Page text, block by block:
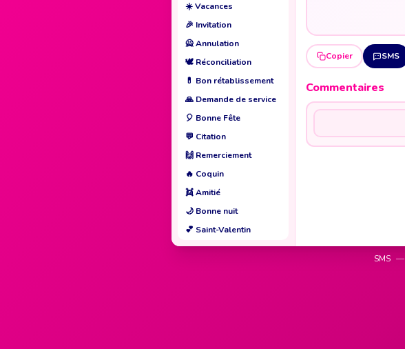
☀️Vacances
🎉 Invitation
🙅Annulation
🕊️ Réconciliation
💊 Bon rétablissement
🙏 Demande de service
🎈 Bonne Fête
💬 Citation
🙌 Remerciement
🔥 Coquin
👯Amitié
🌙 Bonne nuit
💕 Saint-Valentin
Copier SMS
Commentaires
SMS —